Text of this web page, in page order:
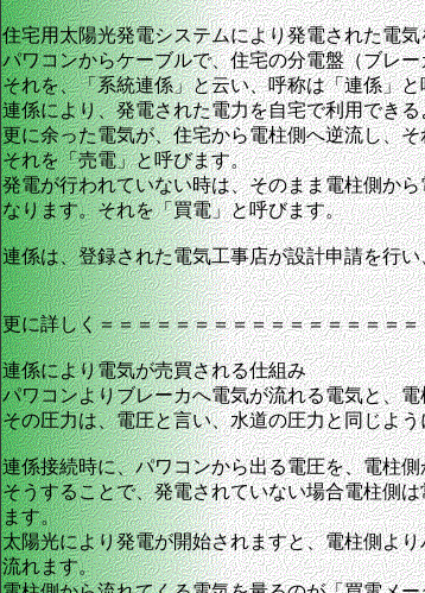
住宅用太陽光発電システムにより発電された電
パワコンからケーブルで、住宅の分電盤（ブレ
それを、「系統連係」と云い、呼称は「連係」
連係により、発電された電力を自宅で利用でき
更に余った電気が、住宅から電柱側へ逆流し、
それを「売電」と呼びます。
発電が行われていない時は、そのまま電柱側か
なります。それを「買電」と呼びます。
連係は、登録された電気工事店が設計申請を行
更に詳しく＝＝＝＝＝＝＝＝＝＝＝＝＝＝＝＝
連係により電気が売買される仕組み
パワコンよりブレーカへ電気が流れる電気と、
その圧力は、電圧と言い、水道の圧力と同じよ
連係接続時に、パワコンから出る電圧を、電柱
そうすることで、発電されていない場合電柱側
ます。
太陽光により発電が開始されますと、電柱側よ
流れます。